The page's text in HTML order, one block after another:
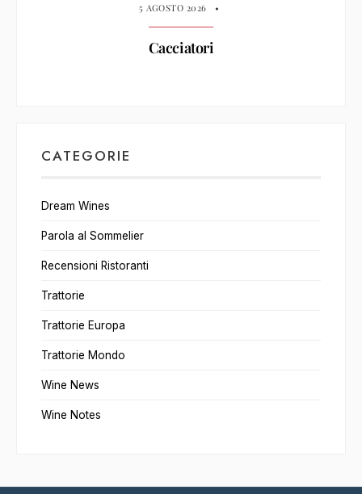
5 AGOSTO 2026 •
Cacciatori
CATEGORIE
Dream Wines
Parola al Sommelier
Recensioni Ristoranti
Trattorie
Trattorie Europa
Trattorie Mondo
Wine News
Wine Notes